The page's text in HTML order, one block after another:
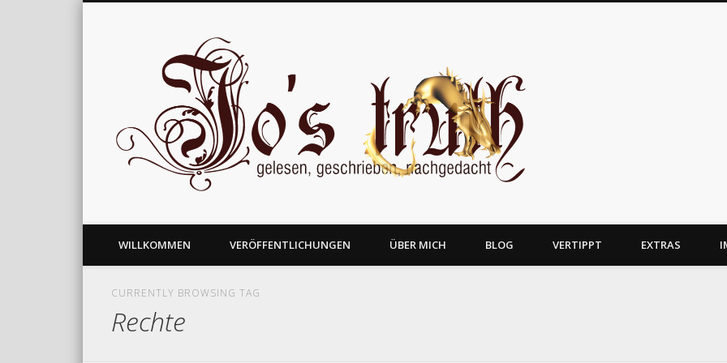
gelesen, geschrieben und nachgedacht
WILLKOMMEN VERÖFFENTLICHUNGEN ÜBER MICH BLOG VERTIPPT EXTRAS
CURRENTLY BROWSING TAG
Rechte